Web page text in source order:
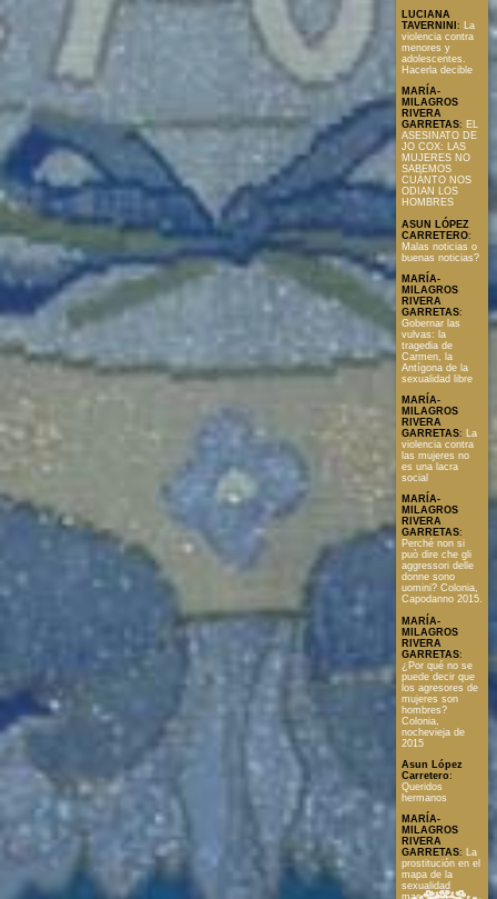
LUCIANA
TAVERNINI :
La
violencia contra
menores y
adolescentes.
Hacerla decible
MARÍA-
MILAGROS
RIVERA
GARRETAS: EL
ASESINATO DE
JO COX: LAS
MUJERES NO
SABEMOS
CUÁNTO NOS
ODIAN LOS
HOMBRES
ASUN LÓPEZ
CARRETERO:
Malas noticias o
buenas noticias?
MARÍA-
MILAGROS
RIVERA
GARRETAS:
Gobernar las
vulvas: la
tragedia de
Carmen, la
Antígona de la
sexualidad libre
MARÍA-
MILAGROS
RIVERA
GARRETAS: La
violencia contra
las mujeres no
es una lacra
social
MARÍA-
MILAGROS
RIVERA
GARRETAS:
Perché non si
può dire che gli
aggressori delle
donne sono
uomini? Colonia,
Capodanno 2015.
MARÍA-
MILAGROS
RIVERA
GARRETAS:
¿Por qué no se
puede decir que
los agresores de
mujeres son
hombres?
Colonia,
nochevieja de
2015
Asun López
Carretero:
Queridos
hermanos
MARÍA-
MILAGROS
RIVERA
GARRETAS: La
prostitución en el
mapa de la
sexualidad